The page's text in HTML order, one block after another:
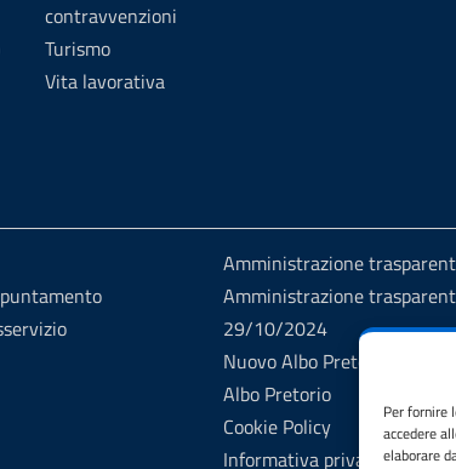
Per fornire
accedere
elaborare
contravvenzioni
Turismo
Vita lavorativa
Amministrazione
Amministrazione
29/10/2024
Nuovo Albo Pretorio
Albo Pretorio
Cookie Policy
Informativa privacy